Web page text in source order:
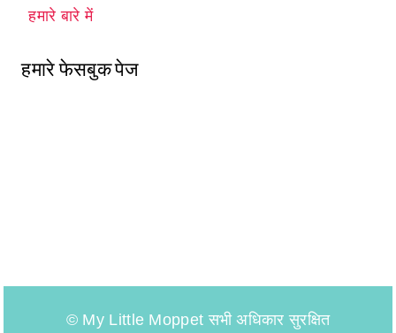
हमारे बारे में
हमारे फेसबुक पेज
© My Little Moppet सभी अधिकार सुरक्षित